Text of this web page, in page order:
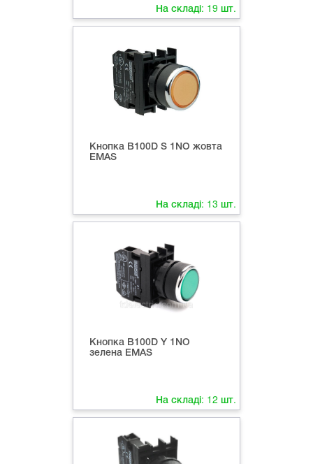
На складі: 19 шт.
Кнопка B100D S 1NO жовта
EMAS
На складі: 13 шт.
Кнопка B100D Y 1NO
зелена EMAS
На складі: 12 шт.